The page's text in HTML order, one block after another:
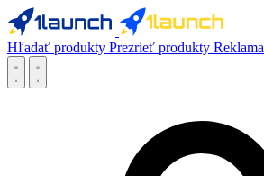
Hľadať produkty Prezrieť produkty Reklama